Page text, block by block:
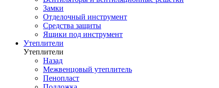
Замки
Отделочный инструмент
Средства защиты
Ящики под инструмент
Утеплители
Утеплители
Назад
Межвенцовый утеплитель
Пенопласт